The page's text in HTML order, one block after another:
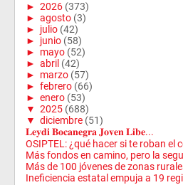
► 2026 (373)
► agosto (3)
► julio (42)
► junio (58)
► mayo (52)
► abril (42)
► marzo (57)
► febrero (66)
► enero (53)
▼ 2025 (688)
▼ diciembre (51)
𝐋𝐞𝐲𝐝𝐢 𝐁𝐨𝐜𝐚𝐧𝐞𝐠𝐫𝐚 𝐉𝐨𝐯𝐞𝐧 𝐋𝐢𝐛𝐞...
OSIPTEL: ¿qué hacer si te roban el
Más fondos en camino, pero la
Más de 100 jóvenes de zonas
Ineficiencia estatal empuja a 19